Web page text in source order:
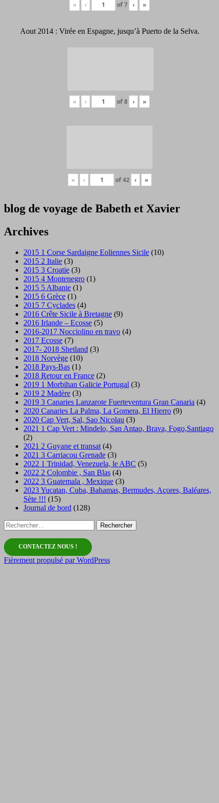
« ‹ of7 › »
Aout 2014 : Virée en Espagne, jusqu’à Puerto de la Selva.
« ‹ of8 › »
« ‹ of42 › »
blog de voyage de Babeth et Xavier
Archives
2015 1 Corse Sardaigne Eoliennes Sicile (10)
2015 2 Italie (3)
2015 3 Croatie (3)
2015 4 Montenegro (1)
2015 5 Albanie (1)
2015 6 Grèce (1)
2015 7 Cyclades (4)
2016 Crête Sicile à Bretagne (9)
2016 Irlande – Ecosse (5)
2016-2017 Nocciolino en travo (4)
2017 Ecosse (7)
2017- 2018 Shetland (3)
2018 Norvège (10)
2018 Pays-Bas (1)
2018 Retour en France (2)
2019 1 Morbihan Galicie Portugal (3)
2019 2 Madère (3)
2019 3 Canaries Lanzarote Fuerteventura Gran Canaria (4)
2020 Canaries La Palma, La Gomera, El Hierro (9)
2020 Cap Vert, Sal, Sao Nicolau (3)
2021 1 Cap Vert : Mindelo, San Antao, Brava, Fogo,Santiago
(2)
2021 2 Guyane et transat (4)
2021 3 Carriacou Grenade (3)
2022 1 Trinidad, Venezuela, le ABC (5)
2022 2 Colombie , San Blas (4)
2022 3 Guatemala , Mexique (3)
2023 Yucatan, Cuba, Bahamas, Bermudes, Açores, Baléares,
Sète !!! (15)
Journal de bord (128)
Rechercher :
CONTACTEZ NOUS !
Fièrement propulsé par WordPress